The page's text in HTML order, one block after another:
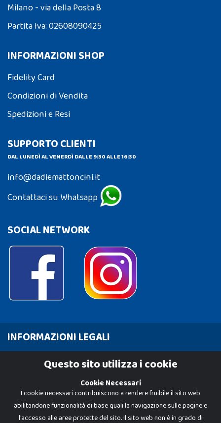
Milano - via della Posta 8
Partita Iva: 02608090425
INFORMAZIONI SHOP
Fidelity Card
Condizioni di Vendita
Spedizioni e Resi
SUPPORTO CLIENTI
DAL LUNEDÌ AL VENERDÌ DALLE 9:30 ALLE 16:30
info@dadiemattoncini.it
Contattaci su Whatsapp
SOCIAL NETWORK
INFORMAZIONI LEGALI
Cookie PolicyQuesto sito utilizza i cookie
Cookie Necessari
I cookie necessari contribuiscono a rendere fruibile il sito web
abilitandone funzionalità di base quali la navigazione sulle pagine e
l'accesso alle aree protette del sito. Il sito web non è in grado di